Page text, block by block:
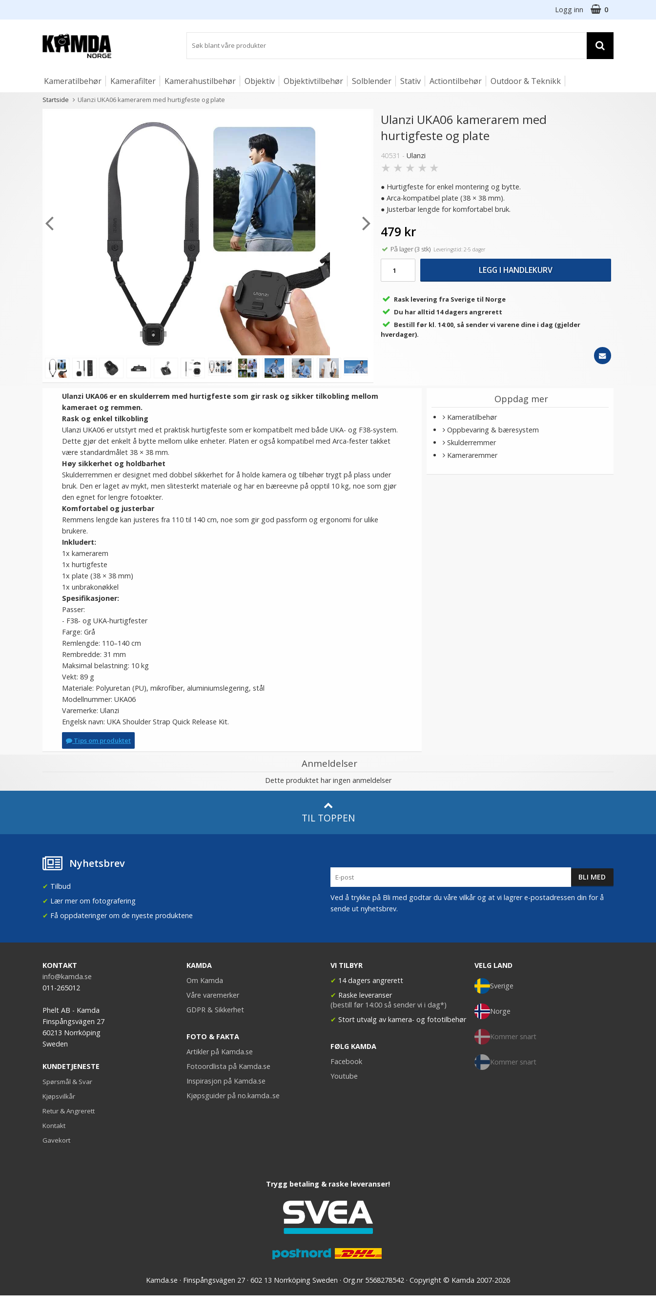
Logg inn 0
Kameratilbehør Kamerafilter Kamerahustilbehør Objektiv Objektivtilbehør Solblender Stativ Actiontilbehør Outdoor & Teknikk
Studio og lys
Startside Ulanzi UKA06 kamerarem med hurtigfeste og plate
Ulanzi UKA06 kamerarem med
hurtigfeste og plate
40531 -Ulanzi
★ ★ ★ ★ ★
● Hurtigfeste for enkel montering og bytte.
● Arca-kompatibel plate (38 × 38 mm).
● Justerbar lengde for komfortabel bruk.
479 kr
På lager (3 stk)Leveringstid: 2-5 dager
LEGG I HANDLEKURV
Rask levering fra Sverige til Norge
Du har alltid 14 dagers angrerett
Bestill før kl. 14:00, så sender vi varene dine i dag (gjelder
hverdager).
Ulanzi UKA06 er en skulderrem med hurtigfeste som gir rask og sikker tilkobling mellom
kameraet og remmen.
Rask og enkel tilkobling
Ulanzi UKA06 er utstyrt med et praktisk hurtigfeste som er kompatibelt med både UKA- og F38-system.
Dette gjør det enkelt å bytte mellom ulike enheter. Platen er også kompatibel med Arca-fester takket
være standardmålet 38 × 38 mm.
Høy sikkerhet og holdbarhet
Skulderremmen er designet med dobbel sikkerhet for å holde kamera og tilbehør trygt på plass under
bruk. Den er laget av mykt, men slitesterkt materiale og har en bæreevne på opptil 10 kg, noe som gjør
den egnet for lengre fotoøkter.
Komfortabel og justerbar
Remmens lengde kan justeres fra 110 til 140 cm, noe som gir god passform og ergonomi for ulike
brukere.
Inkludert:
1x kamerarem
1x hurtigfeste
1x plate (38 × 38 mm)
1x unbrakonøkkel
Spesifikasjoner:
Passer:
- F38- og UKA-hurtigfester
Farge: Grå
Remlengde: 110–140 cm
Rembredde: 31 mm
Maksimal belastning: 10 kg
Vekt: 89 g
Materiale: Polyuretan (PU), mikrofiber, aluminiumslegering, stål
Modellnummer: UKA06
Varemerke: Ulanzi
Engelsk navn: UKA Shoulder Strap Quick Release Kit.
Tips om produktet
Oppdag mer
Kameratilbehør
Oppbevaring & bæresystem
Skulderremmer
Kameraremmer
Anmeldelser
Dette produktet har ingen anmeldelser
TIL TOPPEN
Nyhetsbrev
✔ Tilbud
✔ Lær mer om fotografering
✔ Få oppdateringer om de nyeste produktene
Ved å trykke på Bli med godtar du våre vilkår og at vi lagrer e-postadressen din for å
sende ut nyhetsbrev.
KONTAKT
info@kamda.se
011-265012
Phelt AB - Kamda
Finspångsvägen 27
60213 Norrköping
Sweden
KUNDETJENESTE
Spørsmål & Svar
Kjøpsvilkår
Retur & Angrerett
Kontakt
Gavekort
KAMDA
Om Kamda
Våre varemerker
GDPR & Sikkerhet
FOTO & FAKTA
Artikler på Kamda.se
Fotoordlista på Kamda.se
Inspirasjon på Kamda.se
Kjøpsguider på no.kamda..se
VI TILBYR
✔ 14 dagers angrerett
✔ Raske leveranser
(bestill før 14:00 så sender vi i dag*)
✔ Stort utvalg av kamera- og fototilbehør
FØLG KAMDA
Facebook
Youtube
VELG LAND
Sverige
Norge
Kommer snart
Kommer snart
Trygg betaling & raske leveranser!
Kamda.se · Finspångsvägen 27 · 602 13 Norrköping Sweden · Org.nr 5568278542 · Copyright © Kamda 2007-2026